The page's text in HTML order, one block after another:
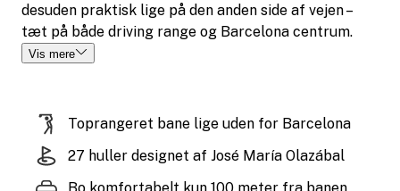
desuden praktisk lige på den anden side af vejen –
tæt på både driving range og Barcelona centrum.
Vis mere
Toprangeret bane lige uden for Barcelona
27 huller designet af José María Olazábal